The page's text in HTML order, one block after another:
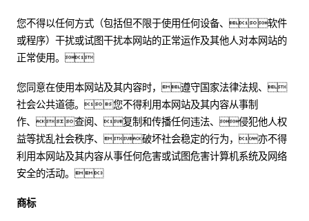
您不得以任何方式（包括但不限于使用任何设备、软件
或程序）干扰或试图干扰本网站的正常运作及其他人对本网站的
正常使用。
您同意在使用本网站及其内容时，遵守国家法律法规、
社会公共道德。您不得利用本网站及其内容从事制
作、查阅、复制和传播任何违法、侵犯他人权
益等扰乱社会秩序、破坏社会稳定的行为，亦不得
利用本网站及其内容从事任何危害或试图危害计算机系统及网络
安全的活动。
商标